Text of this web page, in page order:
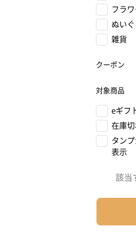
フラ
ぬい
雑貨
クーポン
対象商品
eギフ
在庫
タン
表示
該当